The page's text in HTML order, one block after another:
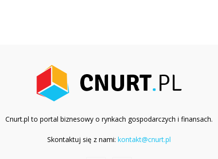
Cnurt.pl to portal biznesowy o rynkach gospodarczych i finansach.
Skontaktuj się z nami: kontakt@cnurt.pl